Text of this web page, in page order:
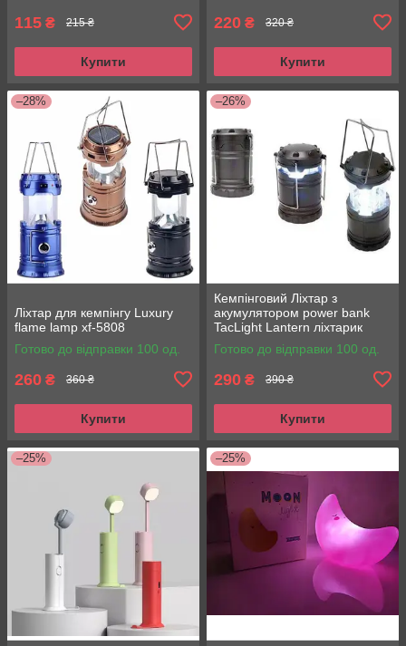
115 ₴ 215 ₴
Купити
220 ₴ 320 ₴
Купити
–28%
Ліхтар для кемпінгу Luxury
flame lamp xf-5808
Готово до відправки 100 од.
260 ₴ 360 ₴
Купити
–26%
Кемпінговий Ліхтар з
акумулятором power bank
TacLight Lantern ліхтарик
Готово до відправки 100 од.
290 ₴ 390 ₴
Купити
–25% –25%